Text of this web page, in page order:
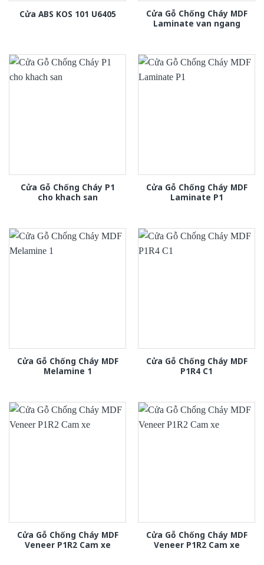
Cửa ABS KOS 101 U6405
Cửa Gỗ Chống Cháy MDF
Laminate van ngang
Cửa Gỗ Chống Cháy P1
cho khach san
Cửa Gỗ Chống Cháy MDF
Laminate P1
Cửa Gỗ Chống Cháy MDF
Melamine 1
Cửa Gỗ Chống Cháy MDF
P1R4 C1
Cửa Gỗ Chống Cháy MDF
Veneer P1R2 Cam xe
Cửa Gỗ Chống Cháy MDF
Veneer P1R2 Cam xe